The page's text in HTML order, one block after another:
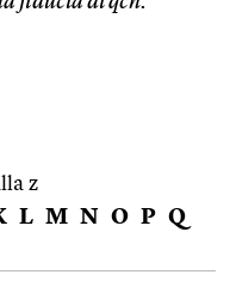
z
L M N O P Q